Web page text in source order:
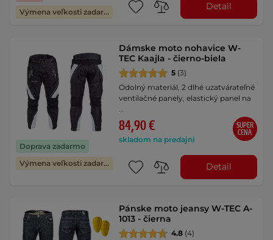
Výmena veľkosti zadarmo
Detail
Doprava zadarmo
Výmena veľkosti zadarmo
Dámske moto nohavice W-
TEC Kaajla - čierno-biela
5 (3)
Odolný materiál, 2 dlhé uzatvárateľné
ventilačné panely, elastický panel na
84,90 €
skladom na predajni
SUPER
CENA
Detail
Pánske moto jeansy W-TEC A-
1013 - čierna
4.8 (4)